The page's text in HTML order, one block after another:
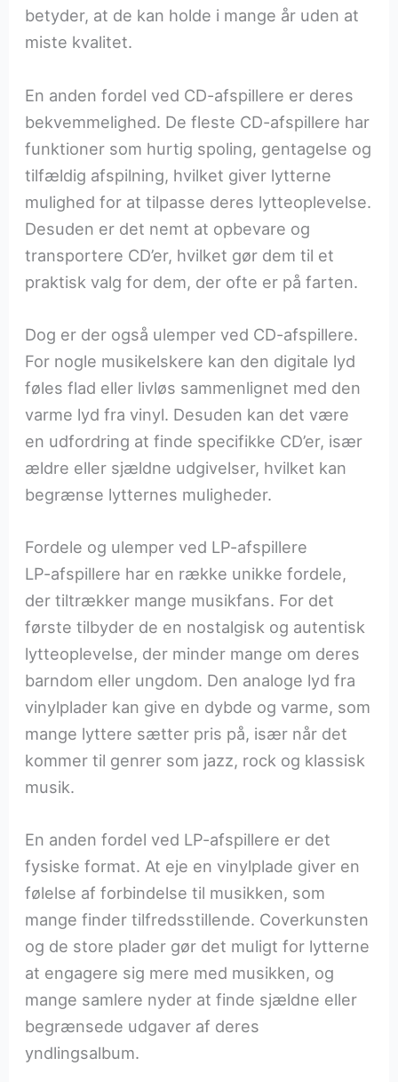
betyder, at de kan holde i mange år uden at
miste kvalitet.
En anden fordel ved CD-afspillere er deres
bekvemmelighed. De fleste CD-afspillere har
funktioner som hurtig spoling, gentagelse og
tilfældig afspilning, hvilket giver lytterne
mulighed for at tilpasse deres lytteoplevelse.
Desuden er det nemt at opbevare og
transportere CD’er, hvilket gør dem til et
praktisk valg for dem, der ofte er på farten.
Dog er der også ulemper ved CD-afspillere.
For nogle musikelskere kan den digitale lyd
føles flad eller livløs sammenlignet med den
varme lyd fra vinyl. Desuden kan det være
en udfordring at finde specifikke CD’er, især
ældre eller sjældne udgivelser, hvilket kan
begrænse lytternes muligheder.
Fordele og ulemper ved LP-afspillere
LP-afspillere har en række unikke fordele,
der tiltrækker mange musikfans. For det
første tilbyder de en nostalgisk og autentisk
lytteoplevelse, der minder mange om deres
barndom eller ungdom. Den analoge lyd fra
vinylplader kan give en dybde og varme, som
mange lyttere sætter pris på, især når det
kommer til genrer som jazz, rock og klassisk
musik.
En anden fordel ved LP-afspillere er det
fysiske format. At eje en vinylplade giver en
følelse af forbindelse til musikken, som
mange finder tilfredsstillende. Coverkunsten
og de store plader gør det muligt for lytterne
at engagere sig mere med musikken, og
mange samlere nyder at finde sjældne eller
begrænsede udgaver af deres
yndlingsalbum.